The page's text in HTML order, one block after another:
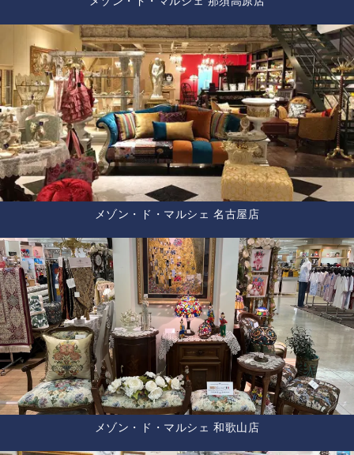
メゾン・ド・マルシェ 名古屋店
メゾン・ド・マルシェ 和歌山店